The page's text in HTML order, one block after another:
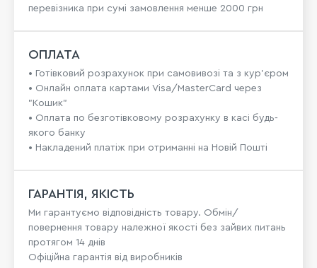
перевізника при сумі замовлення менше 2000 грн
ОПЛАТА
• Готівковий розрахунок при самовивозі та з кур’єром
• Онлайн оплата картами Visa/MasterCard через
"Кошик"
• Оплата по безготівковому розрахунку в касі будь-
якого банку
• Накладений платіж при отриманні на Новій Пошті
ГАРАНТІЯ, ЯКІСТЬ
Ми гарантуємо відповідність товару. Обмін/
повернення товару належної якості без зайвих питань
протягом 14 днів
Офіційна гарантія від виробників